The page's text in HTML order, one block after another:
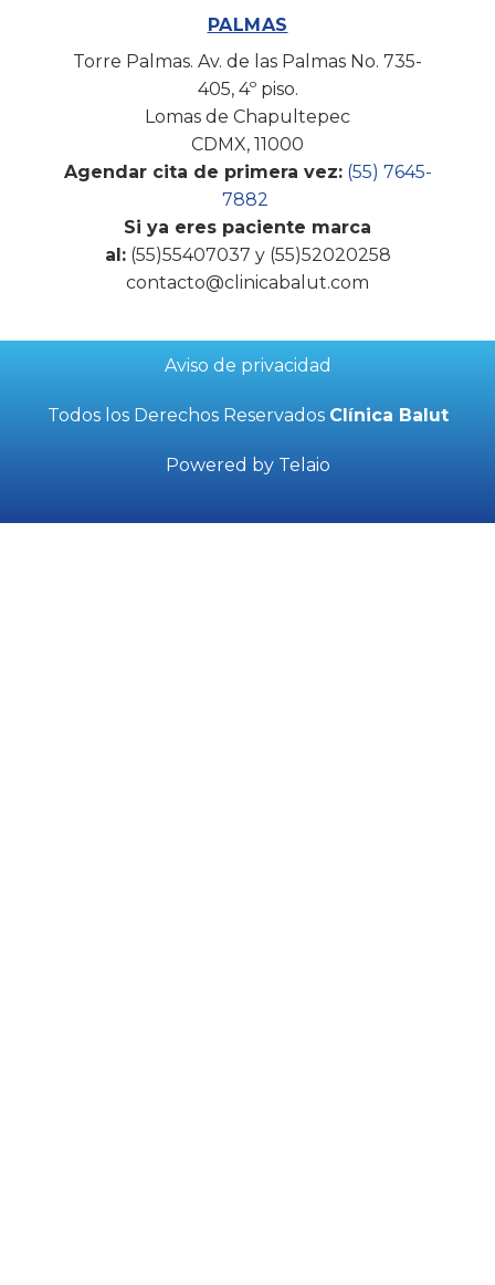
PALMAS
Torre Palmas. Av. de las Palmas No. 735-
405, 4º piso.
Lomas de Chapultepec
CDMX, 11000
Agendar cita de primera vez: (55) 7645-
7882
Si ya eres paciente marca
al:(55)55407037 y (55)52020258
contacto@clinicabalut.com
Aviso de privacidad
Todos los Derechos Reservados Clínica Balut
Powered by Telaio